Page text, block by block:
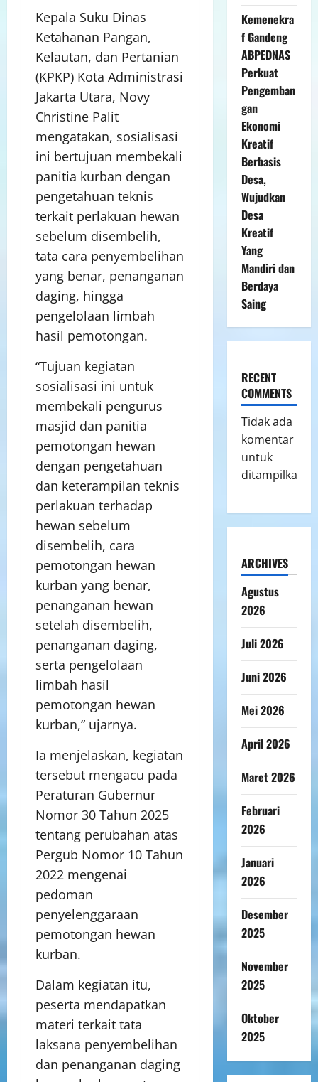
Kepala Suku Dinas
Ketahanan Pangan,
Kelautan, dan Pertanian
(KPKP) Kota Administrasi
Jakarta Utara, Novy
Christine Palit
mengatakan, sosialisasi
ini bertujuan membekali
panitia kurban dengan
pengetahuan teknis
terkait perlakuan hewan
sebelum disembelih,
tata cara penyembelihan
yang benar, penanganan
daging, hingga
pengelolaan limbah
hasil pemotongan.
“Tujuan kegiatan
sosialisasi ini untuk
membekali pengurus
masjid dan panitia
pemotongan hewan
dengan pengetahuan
dan keterampilan teknis
perlakuan terhadap
hewan sebelum
disembelih, cara
pemotongan hewan
kurban yang benar,
penanganan hewan
setelah disembelih,
penanganan daging,
serta pengelolaan
limbah hasil
pemotongan hewan
kurban,” ujarnya.
Ia menjelaskan, kegiatan
tersebut mengacu pada
Peraturan Gubernur
Nomor 30 Tahun 2025
tentang perubahan atas
Pergub Nomor 10 Tahun
2022 mengenai
pedoman
penyelenggaraan
pemotongan hewan
kurban.
Dalam kegiatan itu,
peserta mendapatkan
materi terkait tata
laksana penyembelihan
dan penanganan daging
Kemenekra
f Gandeng
ABPEDNAS
Perkuat
Pengemban
gan
Ekonomi
Kreatif
Berbasis
Desa,
Wujudkan
Desa
Kreatif
Yang
Mandiri dan
Berdaya
Saing
RECENT
COMMENTS
Tidak ada
komentar
untuk
ditampilkan.
ARCHIVES
Agustus
2026
Juli 2026
Juni 2026
Mei 2026
April 2026
Maret 2026
Februari
2026
Januari
2026
Desember
2025
November
2025
Oktober
2025